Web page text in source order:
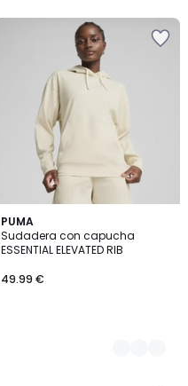
PUMA
Sudadera con capucha
ESSENTIAL ELEVATED RIB
49.99 €
2
Colores